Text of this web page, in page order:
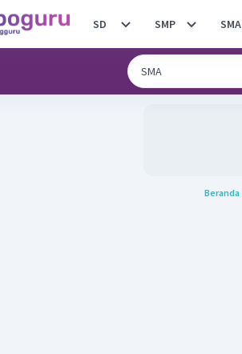
SD SMP SMA
Beranda